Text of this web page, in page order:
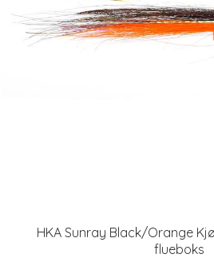
HKA Sunray Black/Orange
flueboks